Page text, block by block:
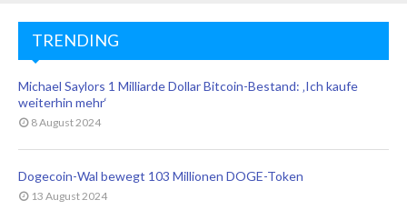
TRENDING
Michael Saylors 1 Milliarde Dollar Bitcoin-Bestand: ‚Ich kaufe
weiterhin mehr‘
8 August 2024
Dogecoin-Wal bewegt 103 Millionen DOGE-Token
13 August 2024